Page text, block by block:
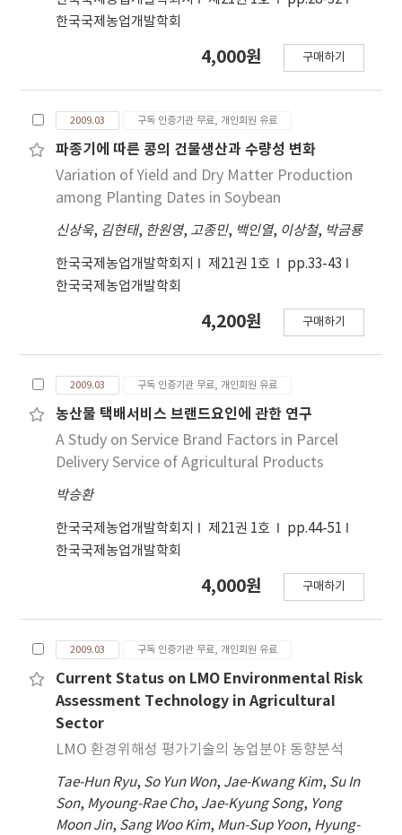
한국국제농업개발학회
4,000원 구매하기
2009.03 구독 인증기관 무료, 개인회원 유료
파종기에 따른 콩의 건물생산과 수량성 변화
Variation of Yield and Dry Matter Production
among Planting Dates in Soybean
신상욱, 김현태, 한원영, 고종민, 백인열, 이상철, 박금룡
한국국제농업개발학회지 제21권 1호
pp.33-43
한국국제농업개발학회
4,200원 구매하기
2009.03 구독 인증기관 무료, 개인회원 유료
농산물 택배서비스 브랜드요인에 관한 연구
A Study on Service Brand Factors in Parcel
Delivery Service of Agricultural Products
박승환
한국국제농업개발학회지 제21권 1호
pp.44-51
한국국제농업개발학회
4,000원 구매하기
2009.03 구독 인증기관 무료, 개인회원 유료
Current Status on LMO Environmental Risk
Assessment Technology in AgriculturaI
Sector
LMO 환경위해성 평가기술의 농업분야 동향분석
Tae-Hun Ryu, So Yun Won, Jae-Kwang Kim, Su In
Son, Myoung-Rae Cho, Jae-Kyung Song, Yong
Moon Jin, Sang Woo Kim, Mun-Sup Yoon, Hyung-